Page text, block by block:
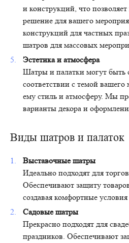
и конструкций, что
решение для вашего
конструкций для частных
шатров для массовых
Эстетика и атмосфера
Шатры и палатки могут быть
соответствии с темой
ему стиль и атмосферу. Мы
варианты декора и
Виды шатров и палаток
Выставочные шатры
Идеально подходят для
Обеспечивают защиту
создавая комфортные
Садовые шатры
Прекрасно подходят для
праздников. Обеспечивают